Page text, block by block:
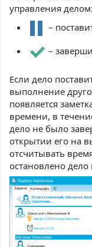
управления делом:
–
–
Если дело
выполнение
появляется
времени, в
дело не было
открытии его на
отсчитывать
остановлено дело